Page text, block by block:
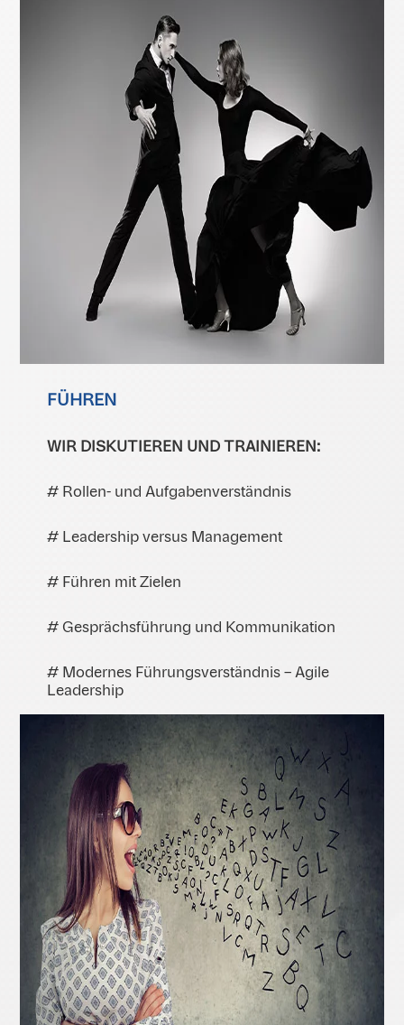
FÜHREN
WIR DISKUTIEREN UND TRAINIEREN:
# Rollen- und Aufgabenverständnis
# Leadership versus Management
# Führen mit Zielen
# Gesprächsführung und Kommunikation
# Modernes Führungsverständnis – Agile
Leadership